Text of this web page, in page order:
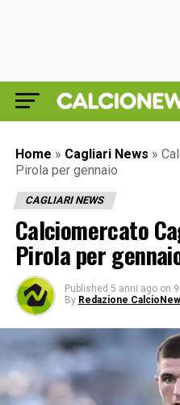
Home » Cagliari News »
Pirola per gennaio
CAGLIARI NEWS
Calciomercato
Pirola per
Published 5 anni ago on
By Redazione